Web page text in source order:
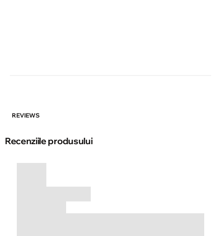
REVIEWS
Recenziile produsului